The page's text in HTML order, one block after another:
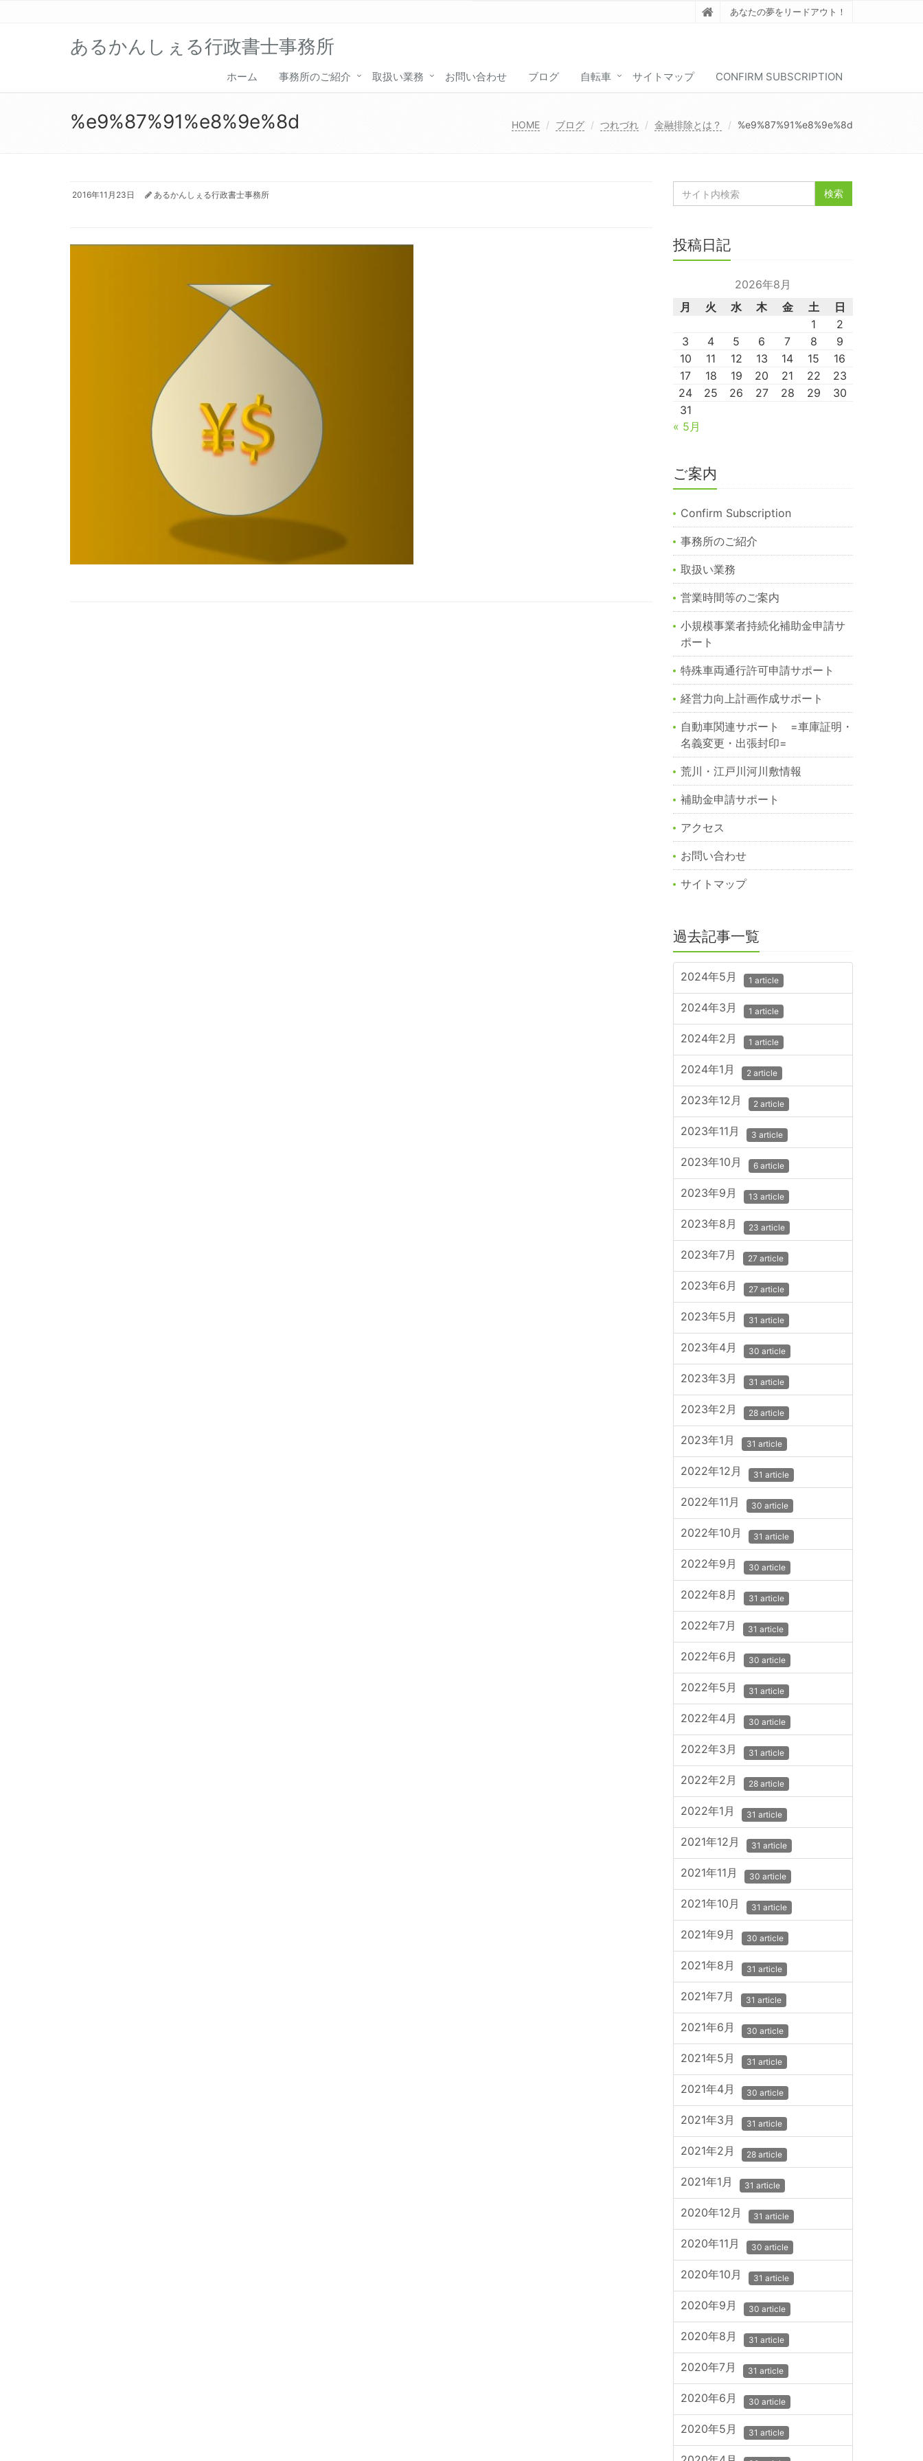
あなたの夢をリードアウト！
あるかんしぇる行政書士事務所
ホーム 事務所のご紹介 取扱い業務 お問い合わせ ブログ 自転車 サイトマップ CONFIRM SUBSCRIPTION
%e9%87%91%e8%9e%8d HOME ブログ つれづれ 金融排除とは？ %e9%87%91%e8%9e%8d
2016年11月23日 あるかんしぇる行政書士事務所
投稿日記
2026年8月
月
火 水 木 金 土
日
1
2
3
4 5 6 7 8
9
10
11 12 13 14 15
16
17
18 19 20 21 22
23
24
25 26 27 28 29
30
31
« 5月
ご案内
Confirm Subscription
事務所のご紹介
取扱い業務
営業時間等のご案内
小規模事業者持続化補助金申請サ
ポート
特殊車両通行許可申請サポート
経営力向上計画作成サポート
自動車関連サポート =車庫証明・
名義変更・出張封印=
荒川・江戸川河川敷情報
補助金申請サポート
アクセス
お問い合わせ
サイトマップ
過去記事一覧
2024年5月 1 article
2024年3月 1 article
2024年2月 1 article
2024年1月 2 article
2023年12月 2 article
2023年11月 3 article
2023年10月 6 article
2023年9月 13 article
2023年8月 23 article
2023年7月 27 article
2023年6月 27 article
2023年5月 31 article
2023年4月 30 article
2023年3月 31 article
2023年2月 28 article
2023年1月 31 article
2022年12月 31 article
2022年11月 30 article
2022年10月 31 article
2022年9月 30 article
2022年8月 31 article
2022年7月 31 article
2022年6月 30 article
2022年5月 31 article
2022年4月 30 article
2022年3月 31 article
2022年2月 28 article
2022年1月 31 article
2021年12月 31 article
2021年11月 30 article
2021年10月 31 article
2021年9月 30 article
2021年8月 31 article
2021年7月 31 article
2021年6月 30 article
2021年5月 31 article
2021年4月 30 article
2021年3月 31 article
2021年2月 28 article
2021年1月 31 article
2020年12月 31 article
2020年11月 30 article
2020年10月 31 article
2020年9月 30 article
2020年8月 31 article
2020年7月 31 article
2020年6月 30 article
2020年5月 31 article